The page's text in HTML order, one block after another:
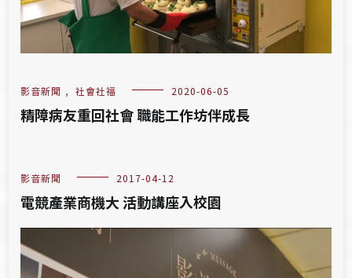
影音新聞 , 社會社福 2020-06-05
精障病友重回社會 職能工作坊伴成長
影音新聞 2017-04-12
電競產業商機大 活動講座入校園